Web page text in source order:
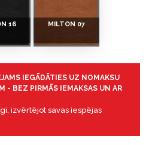
16 MILTON 07
IEGĀDĀTIES UZ NOMAKSU
- BEZ PIRMĀS IEMAKSAS UN AR
izvērtējot savas iespējas